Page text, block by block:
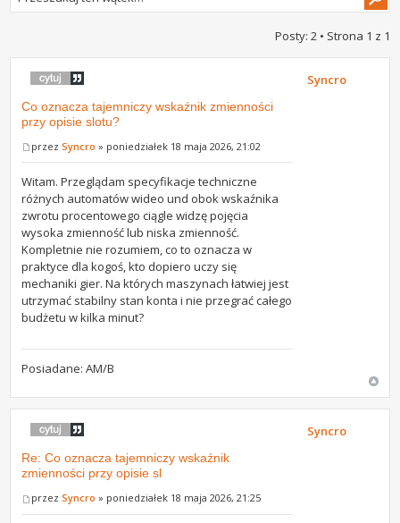
Posty: 2 • Strona 1 z 1
Co oznacza tajemniczy wskaźnik zmienności
przy opisie slotu?
przezSyncro » poniedziałek 18 maja 2026, 21:02
Witam. Przeglądam specyfikacje techniczne
różnych automatów wideo und obok wskaźnika
zwrotu procentowego ciągle widzę pojęcia
wysoka zmienność lub niska zmienność.
Kompletnie nie rozumiem, co to oznacza w
praktyce dla kogoś, kto dopiero uczy się
mechaniki gier. Na których maszynach łatwiej jest
utrzymać stabilny stan konta i nie przegrać całego
budżetu w kilka minut?
Posiadane: AM/B
Syncro
Re: Co oznacza tajemniczy wskaźnik
zmienności przy opisie sl
przezSyncro » poniedziałek 18 maja 2026, 21:25
Syncro